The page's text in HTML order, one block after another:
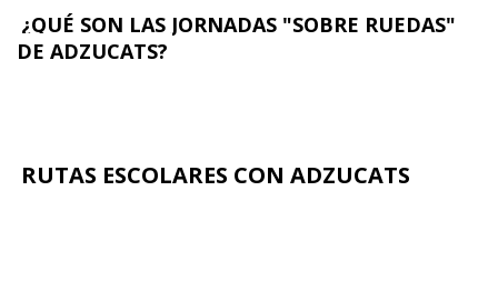
¿QUÉ SON LAS JORNADAS "SOBRE RUEDAS"
DE ADZUCATS?
RUTAS ESCOLARES CON ADZUCATS